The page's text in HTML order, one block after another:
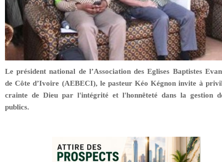
Le président national de l’Association des Eglises Baptistes
de Côte d’Ivoire (AEBECI), le pasteur Kéo Kégnon invite à
crainte de Dieu par l'intégrité et l'honnêteté dans la gestion
publics.